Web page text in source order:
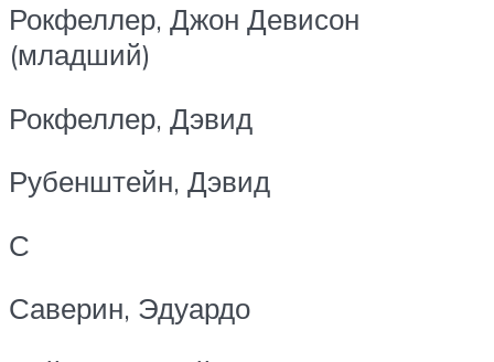
Рокфеллер, Джон Девисон
(младший)
Рокфеллер, Дэвид
Рубенштейн, Дэвид
С
Саверин, Эдуардо